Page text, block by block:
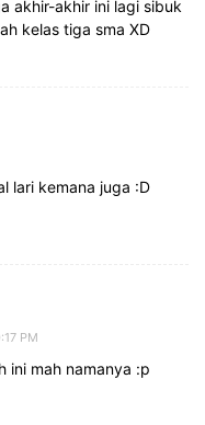
akhir-akhir ini lagi sibuk
kelas tiga sma XD
lari kemana juga :D
PM
ini mah namanya :p